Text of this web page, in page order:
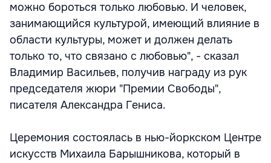
можно бороться только любовью. И человек,
занимающийся культурой, имеющий влияние в
области культуры, может и должен делать
только то, что связано с любовью", - сказал
Владимир Васильев, получив награду из рук
председателя жюри "Премии Свободы",
писателя Александра Гениса.
Церемония состоялась в нью-йоркском Центре
искусств Михаила Барышникова, который в